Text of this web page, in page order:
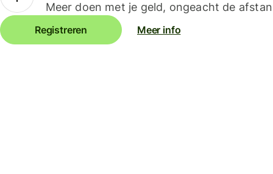
Meer doen met je geld, ongeacht de
Registreren Meer info